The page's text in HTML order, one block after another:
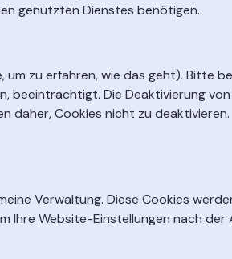
genutzten Dienstes benötigen.
zu erfahren, wie das geht). Bitte
beeinträchtigt. Die Deaktivierung
daher, Cookies nicht zu deaktivieren.
Verwaltung. Diese Cookies
Ihre Website-Einstellungen nach der